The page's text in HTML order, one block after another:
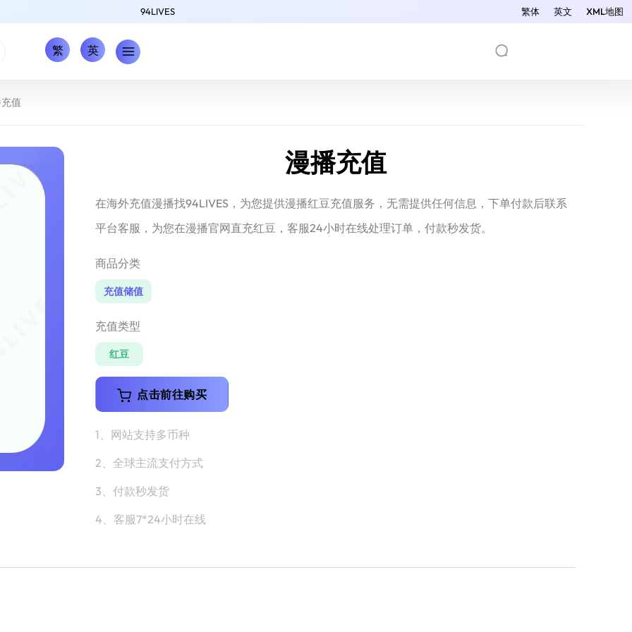
94LIVES 繁体 英文 XML地图
繁 英
值
漫播充值
在海外充值漫播找94LIVES，为您提供漫播红豆充值服务，无需提供任何信息，下单付款后联系
平台客服，为您在漫播官网直充红豆，客服24小时在线处理订单，付款秒发货。
商品分类
充值储值
充值类型
红豆
点击前往购买
1、网站支持多币种
2、全球主流支付方式
3、付款秒发货
4、客服7*24小时在线